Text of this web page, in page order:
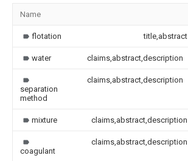
Name
flotation title,abstract
water claims,abstract,description
separation
method
claims,abstract,description
mixture claims,abstract,description
coagulant
claims,abstract,description